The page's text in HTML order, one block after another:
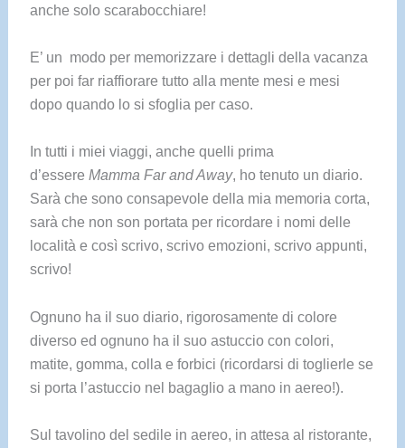
anche solo scarabocchiare!
E’ un modo per memorizzare i dettagli della vacanza
per poi far riaffiorare tutto alla mente mesi e mesi
dopo quando lo si sfoglia per caso.
In tutti i miei viaggi, anche quelli prima
d’essere Mamma Far and Away, ho tenuto un diario.
Sarà che sono consapevole della mia memoria corta,
sarà che non son portata per ricordare i nomi delle
località e così scrivo, scrivo emozioni, scrivo appunti,
scrivo!
Ognuno ha il suo diario, rigorosamente di colore
diverso ed ognuno ha il suo astuccio con colori,
matite, gomma, colla e forbici (ricordarsi di toglierle se
si porta l’astuccio nel bagaglio a mano in aereo!).
Sul tavolino del sedile in aereo, in attesa al ristorante,